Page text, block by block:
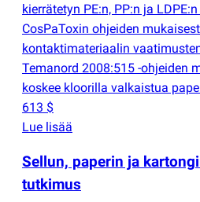
kierrätetyn PE:n, PP:n ja
CosPaToxin ohjeiden
kontaktimateriaalin
Temanord 2008:515 -ohjeiden
koskee kloorilla valkaistua
613 $
Lue lisää
Sellun, paperin ja
tutkimus